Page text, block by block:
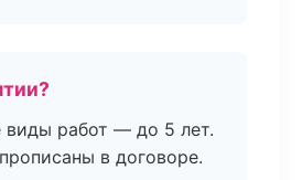
работ — до 5 лет.
в договоре.